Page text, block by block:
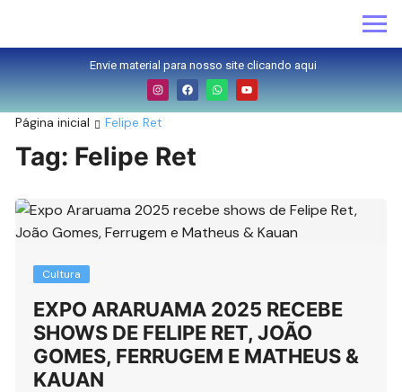
Envie material para nosso site clicando aqui
Página inicial Felipe Ret
Tag: Felipe Ret
Cultura
EXPO ARARUAMA 2025 RECEBE
SHOWS DE FELIPE RET, JOÃO
GOMES, FERRUGEM E MATHEUS &
KAUAN